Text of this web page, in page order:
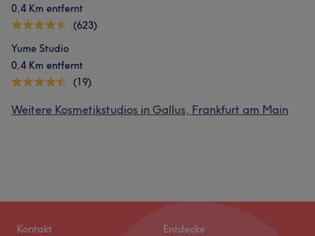
0,4 Km entfernt
(623)
Yume Studio
0,4 Km entfernt
(19)
Weitere Kosmetikstudios in Gallus, Frankfurt am Main
Kontakt Entdecke